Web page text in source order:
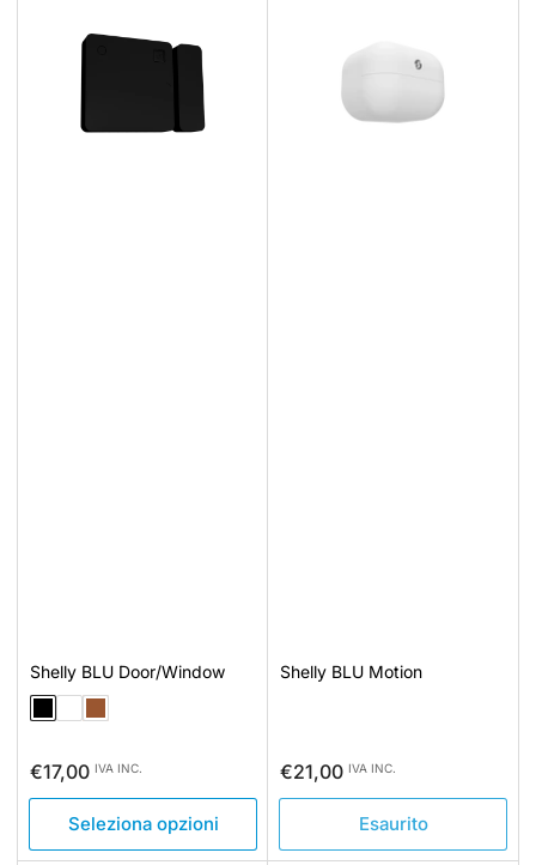
Shelly BLU Door/Window
Prezzo
standard
€17,00 IVA INC.
Seleziona opzioni
Shelly BLU Motion
Prezzo
standard
€21,00 IVA INC.
Esaurito